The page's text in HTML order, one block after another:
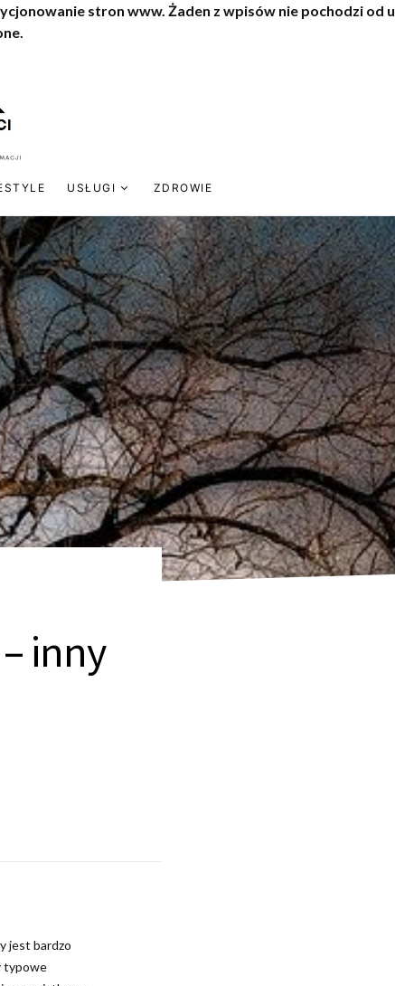
stron www. Żaden z wpisów nie pochodzi
USŁUGI ZDROWIE
inny
jest bardzo
typowe